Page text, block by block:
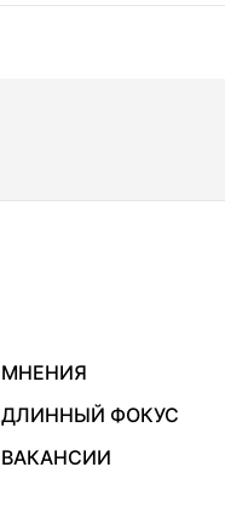
МНЕНИЯ
ДЛИННЫЙ ФОКУС
ВАКАНСИИ